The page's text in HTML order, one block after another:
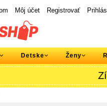
Môj účet Registrovať
Detske Ženy